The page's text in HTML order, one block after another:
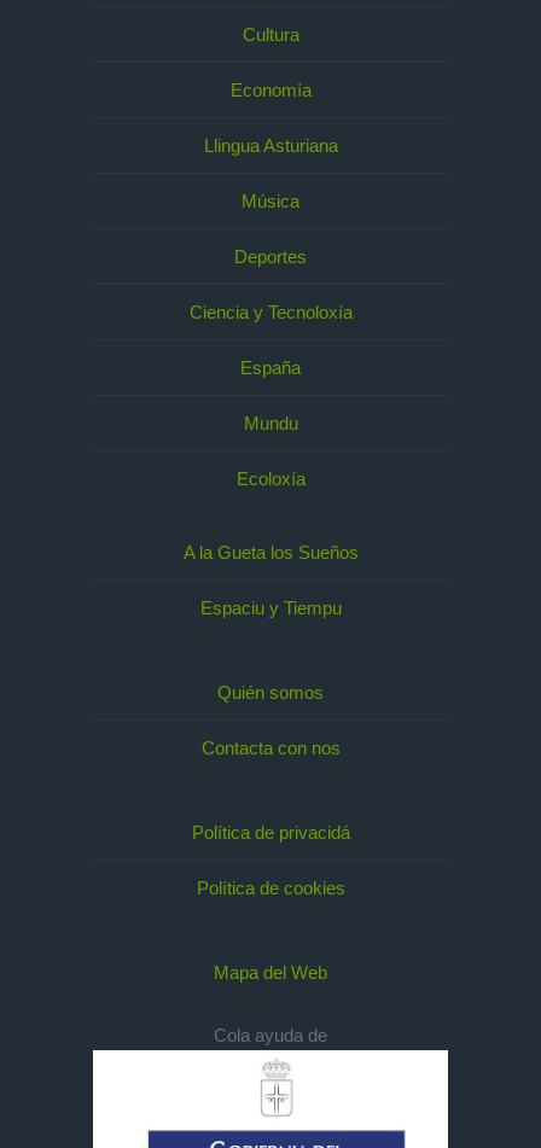
Cultura
Economía
Llingua Asturiana
Música
Deportes
Ciencia y Tecnoloxía
España
Mundu
Ecoloxía
A la Gueta los Sueños
Espaciu y Tiempu
Quién somos
Contacta con nos
Política de privacidá
Política de cookies
Mapa del Web
Cola ayuda de